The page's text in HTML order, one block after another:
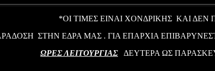
ΟΙ ΤΙΜΕΣ ΕΙΝΑΙ ΧΟΝΔΡΙΚΗΣ ΚΑΙ ΔΕΝ
ΣΤΗΝ ΕΔΡΑ ΜΑΣ . ΓΙΑ ΕΠΑΡΧΙΑ ΕΠΙΒΑΡΥΝΕ
ΩΡΕΣ ΛΕΙΤΟΥΡΓΙΑΣ
ΔΕΥΤΕΡΑ ΩΣ